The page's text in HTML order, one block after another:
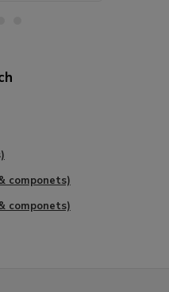
componets)
componets)